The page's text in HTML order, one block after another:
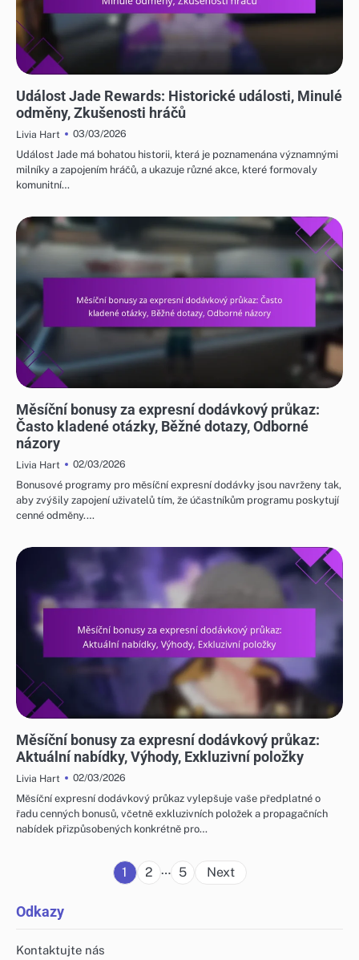
Událost Jade Rewards: Historické události, Minulé
odměny, Zkušenosti hráčů
Livia Hart
03/03/2026
Událost Jade má bohatou historii, která je poznamenána významnými
milníky a zapojením hráčů, a ukazuje různé akce, které formovaly
komunitní…
Měsíční bonusy za expresní dodávkový průkaz:
Často kladené otázky, Běžné dotazy, Odborné
názory
Livia Hart
02/03/2026
Bonusové programy pro měsíční expresní dodávky jsou navrženy tak,
aby zvýšily zapojení uživatelů tím, že účastníkům programu poskytují
cenné odměny.…
Měsíční bonusy za expresní dodávkový průkaz:
Aktuální nabídky, Výhody, Exkluzivní položky
Livia Hart
02/03/2026
Měsíční expresní dodávkový průkaz vylepšuje vaše předplatné o
řadu cenných bonusů, včetně exkluzivních položek a propagačních
nabídek přizpůsobených konkrétně pro…
Posts
1 2 … 5 Next
Odkazy
Kontaktujte nás